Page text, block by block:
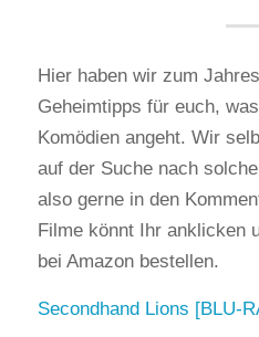
Hier haben wir zum
Geheimtipps für euch,
Komödien angeht. Wir
auf der Suche nach
also gerne in den
Filme könnt Ihr anklicken
bei Amazon bestellen.
Secondhand Lions [BLU-